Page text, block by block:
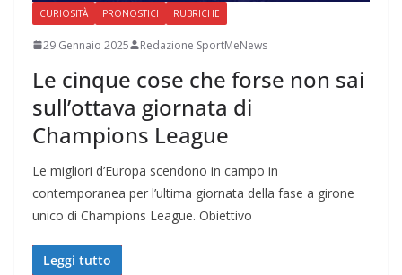
CURIOSITÀ PRONOSTICI RUBRICHE
29 Gennaio 2025 Redazione SportMeNews
Le cinque cose che forse non sai
sull’ottava giornata di
Champions League
Le migliori d’Europa scendono in campo in
contemporanea per l’ultima giornata della fase a girone
unico di Champions League. Obiettivo
Leggi tutto